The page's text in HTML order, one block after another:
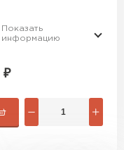
Показать
информацию
₽